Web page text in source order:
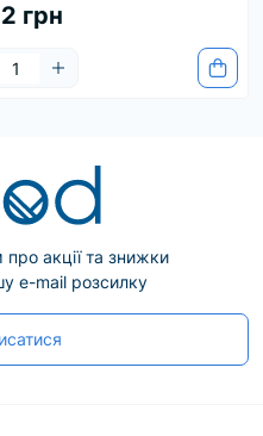
грн
акції та знижки
e-mail розсилку